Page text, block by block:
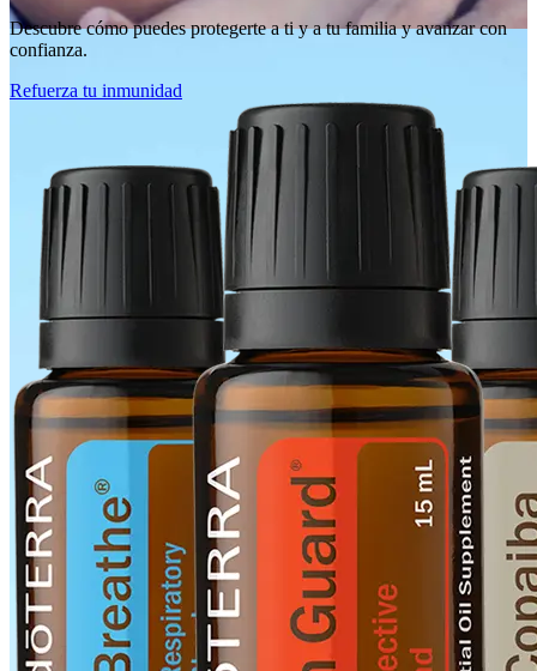
Descubre cómo puedes protegerte a ti y a tu familia y avanzar con
confianza.
Refuerza tu inmunidad